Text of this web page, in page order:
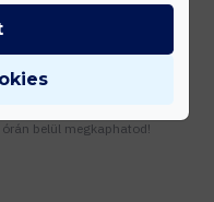
a legjobb gyártói árakat.
belül megkaphatod!